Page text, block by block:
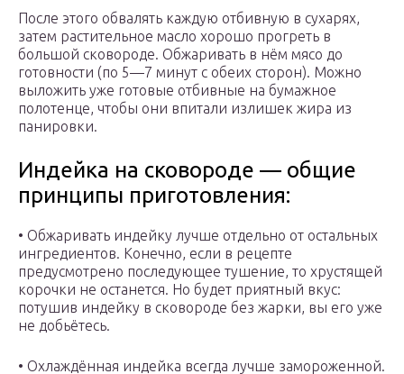
После этого обвалять каждую отбивную в сухарях,
затем растительное масло хорошо прогреть в
большой сковороде. Обжаривать в нём мясо до
готовности (по 5—7 минут с обеих сторон). Можно
выложить уже готовые отбивные на бумажное
полотенце, чтобы они впитали излишек жира из
панировки.
Индейка на сковороде — общие
принципы приготовления:
• Обжаривать индейку лучше отдельно от остальных
ингредиентов. Конечно, если в рецепте
предусмотрено последующее тушение, то хрустящей
корочки не останется. Но будет приятный вкус:
потушив индейку в сковороде без жарки, вы его уже
не добьётесь.
• Охлаждённая индейка всегда лучше замороженной.